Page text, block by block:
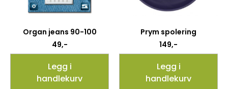
Organ jeans 90-100
49,-
Legg i
handlekurv
Prym spolering
149,-
Legg i
handlekurv